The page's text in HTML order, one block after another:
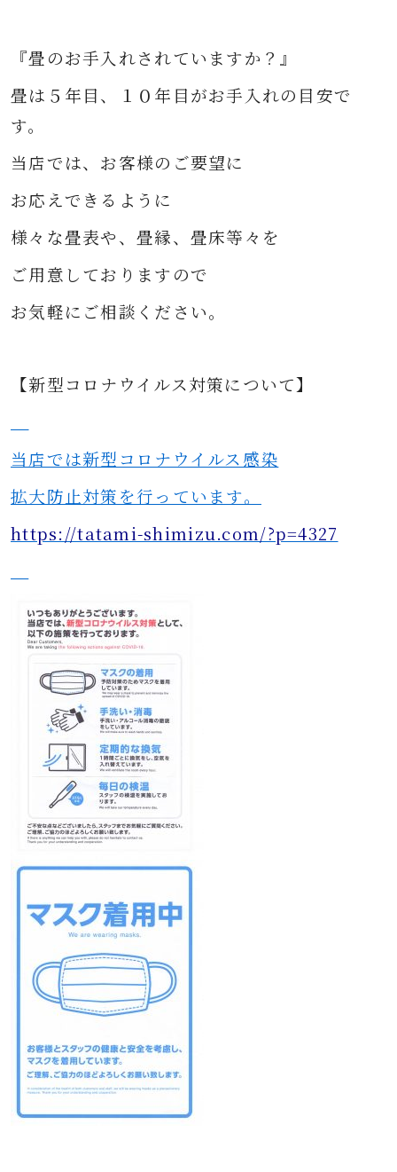
『畳のお手入れされていますか？』
畳は５年目、１０年目がお手入れの目安で
す。
当店では、お客様のご要望に
お応えできるように
様々な畳表や、畳縁、畳床等々を
ご用意しておりますので
お気軽にご相談ください。
【新型コロナウイルス対策について】
当店では新型コロナウイルス感染
拡大防止対策を行っています。
https://tatami-shimizu.com/?p=4327